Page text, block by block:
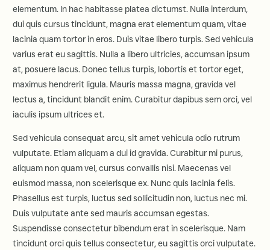
elementum. In hac habitasse platea dictumst. Nulla interdum,
dui quis cursus tincidunt, magna erat elementum quam, vitae
lacinia quam tortor in eros. Duis vitae libero turpis. Sed vehicula
varius erat eu sagittis. Nulla a libero ultricies, accumsan ipsum
at, posuere lacus. Donec tellus turpis, lobortis et tortor eget,
maximus hendrerit ligula. Mauris massa magna, gravida vel
lectus a, tincidunt blandit enim. Curabitur dapibus sem orci, vel
iaculis ipsum ultrices et.
Sed vehicula consequat arcu, sit amet vehicula odio rutrum
vulputate. Etiam aliquam a dui id gravida. Curabitur mi purus,
aliquam non quam vel, cursus convallis nisi. Maecenas vel
euismod massa, non scelerisque ex. Nunc quis lacinia felis.
Phasellus est turpis, luctus sed sollicitudin non, luctus nec mi.
Duis vulputate ante sed mauris accumsan egestas.
Suspendisse consectetur bibendum erat in scelerisque. Nam
tincidunt orci quis tellus consectetur, eu sagittis orci vulputate.